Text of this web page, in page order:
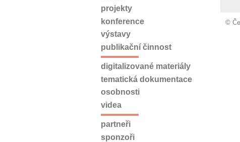
©
projekty
konference
výstavy
publikační činnost
digitalizované materiály
tematická dokumentace
osobnosti
videa
partneři
sponzoři